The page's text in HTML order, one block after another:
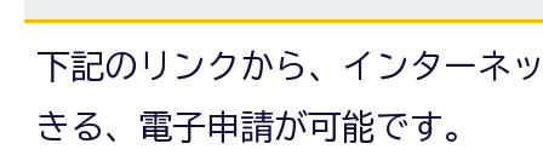
下記のリンクから、インターネ
きる、電子申請が可能です。